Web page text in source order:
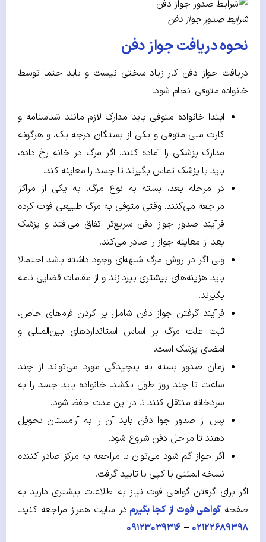
شرایط صدور جواز دفن
نحوه دریافت جواز دفن
دریافت جواز دفن کار زیاد سختی نیست و باید حتما توسط
خانواده متوفی انجام شود.
ابتدا خانواده متوفی باید مدارک لازم مانند شناسنامه و
کارت ملی متوفی و یکی از بستگان درجه یک، و هرگونه
مدارک پزشکی را آماده کنند. اگر مرگ در خانه رخ داده،
باید با پزشک تماس بگیرند تا جسد را معاینه کند.
در مرحله بعد، بسته به نوع مرگ، به یکی از مراکز
مراجعه می‌کنند. وقتی متوفی به مرگ طبیعی فوت کرده
فرآیند صدور جواز دفن سریع‌تر اتفاق می‌افتد و پزشک
بعد از معاینه جواز را صادر می‌کند.
ولی اگر در روش مرگ شبهه‌ای وجود داشته باشد احتمالا
باید هزینه‌های بیشتری بپردازند و از مقامات قضایی نامه
بگیرند.
فرآیند گرفتن جواز دفن شامل پر کردن فرم‌های خاص،
ثبت علت مرگ بر اساس استانداردهای بین‌المللی و
امضای پزشک است.
زمان صدور بسته به پیچیدگی مورد می‌تواند از چند
ساعت تا چند روز طول بکشد. خانواده باید جسد را به
سردخانه منتقل کنند تا در این مدت حفظ شود.
پس از صدور جوا دفن باید آن را به آرامستان تحویل
دهند تا مراحل دفن شروع شود.
اگر جواز گم شود می‌توان با مراجعه به مرکز صادر کننده
نسخه المثنی یا کپی با تایید گرفت.
اگر برای گرفتن گواهی فوت نیاز به اطلاعات بیشتری دارید به
صفحهگواهی فوت از کجا بگیرم در سایت همراز مراجعه کنید.
۰۲۱۲۲۶۸۹۳۹۸ – ۰۹۱۲۳۰۳۹۳۱۶